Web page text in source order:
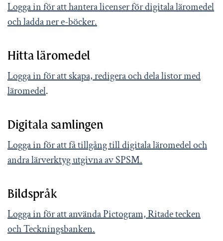
Logga in för att hantera licenser för digitala läromedel
och ladda ner e-böcker.
Hitta läromedel
Logga in för att skapa, redigera och dela listor med
läromedel.
Digitala samlingen
Logga in för att få tillgång till digitala läromedel och
andra lärverktyg utgivna av SPSM.
Bildspråk
Logga in för att använda Pictogram, Ritade tecken
och Teckningsbanken.